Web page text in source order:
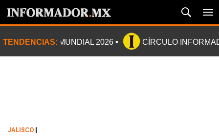
TENDENCIAS: MUNDIAL 2026 CÍRCULO
JALISCO